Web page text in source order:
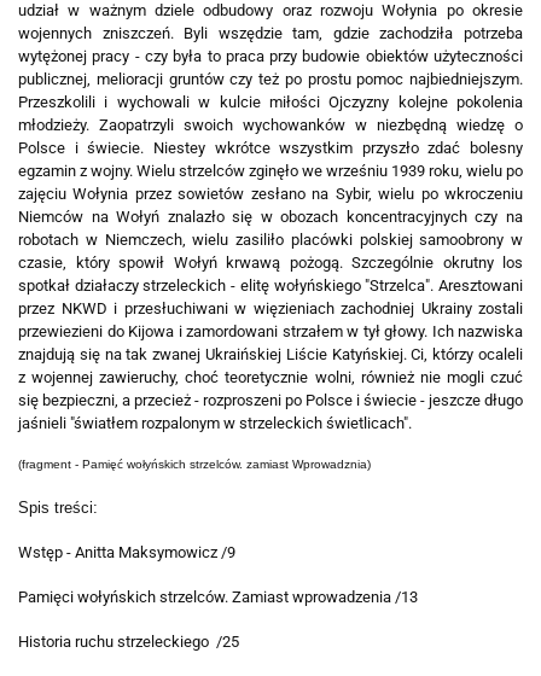
udział w ważnym dziele odbudowy oraz rozwoju Wołynia po okresie
wojennych zniszczeń. Byli wszędzie tam, gdzie zachodziła potrzeba
wytężonej pracy - czy była to praca przy budowie obiektów użyteczności
publicznej, melioracji gruntów czy też po prostu pomoc najbiedniejszym.
Przeszkolili i wychowali w kulcie miłości Ojczyzny kolejne pokolenia
młodzieży. Zaopatrzyli swoich wychowanków w niezbędną wiedzę o
Polsce i świecie. Niestey wkrótce wszystkim przyszło zdać bolesny
egzamin z wojny. Wielu strzelców zginęło we wrześniu 1939 roku, wielu po
zajęciu Wołynia przez sowietów zesłano na Sybir, wielu po wkroczeniu
Niemców na Wołyń znalazło się w obozach koncentracyjnych czy na
robotach w Niemczech, wielu zasiliło placówki polskiej samoobrony w
czasie, który spowił Wołyń krwawą pożogą. Szczególnie okrutny los
spotkał działaczy strzeleckich - elitę wołyńskiego "Strzelca". Aresztowani
przez NKWD i przesłuchiwani w więzieniach zachodniej Ukrainy zostali
przewiezieni do Kijowa i zamordowani strzałem w tył głowy. Ich nazwiska
znajdują się na tak zwanej Ukraińskiej Liście Katyńskiej. Ci, którzy ocaleli
z wojennej zawieruchy, choć teoretycznie wolni, również nie mogli czuć
się bezpieczni, a przecież - rozproszeni po Polsce i świecie - jeszcze długo
jaśnieli "światłem rozpalonym w strzeleckich świetlicach".
(fragment - Pamięć wołyńskich strzelców. zamiast Wprowadznia)
Spis treści:
Wstęp - Anitta Maksymowicz /9
Pamięci wołyńskich strzelców. Zamiast wprowadzenia /13
Historia ruchu strzeleckiego /25